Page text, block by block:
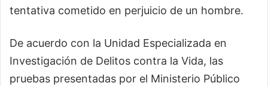
tentativa cometido en perjuicio de un hombre.
De acuerdo con la Unidad Especializada en
Investigación de Delitos contra la Vida, las
pruebas presentadas por el Ministerio Público